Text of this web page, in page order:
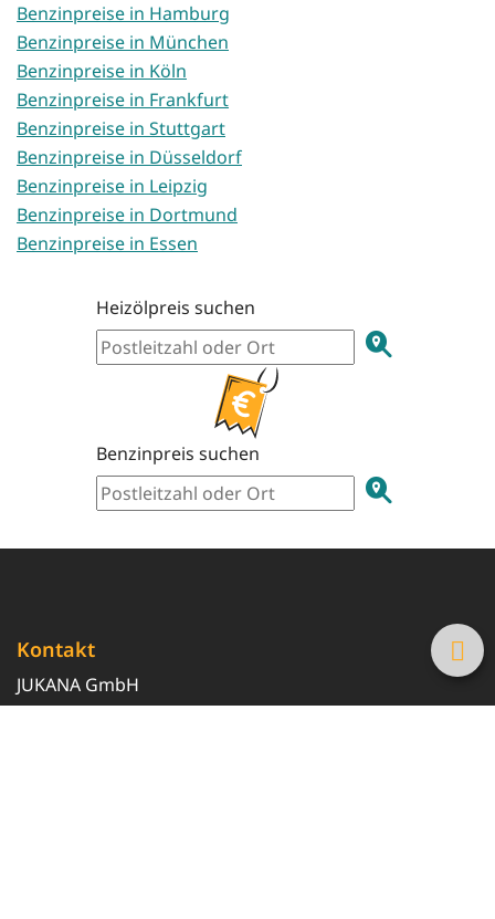
Benzinpreise in Hamburg
Benzinpreise in München
Benzinpreise in Köln
Benzinpreise in Frankfurt
Benzinpreise in Stuttgart
Benzinpreise in Düsseldorf
Benzinpreise in Leipzig
Benzinpreise in Dortmund
Benzinpreise in Essen
Heizölpreis suchen
Benzinpreis suchen
Kontakt
JUKANA GmbH